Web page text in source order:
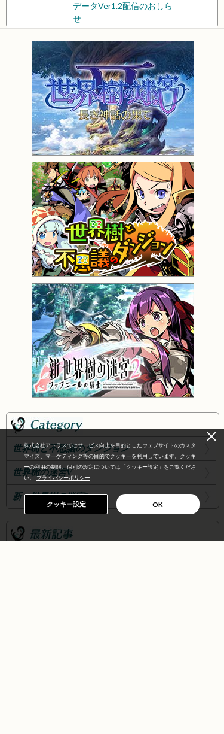
データVer1.2配信のおしら
せ
世界樹と不思議のダンジョン
世界樹の迷宮V
新・世界樹の迷宮2
株式会社アトラスではサービス向上を目的としたウェブサイトのカスタ
マイズ、マーケティング等の目的でクッキーを利用しています。クッキ
ーの利用の制限、個別の設定については「クッキー設定」をご覧くださ
い。 プライバシーポリシー
クッキー設定 OK